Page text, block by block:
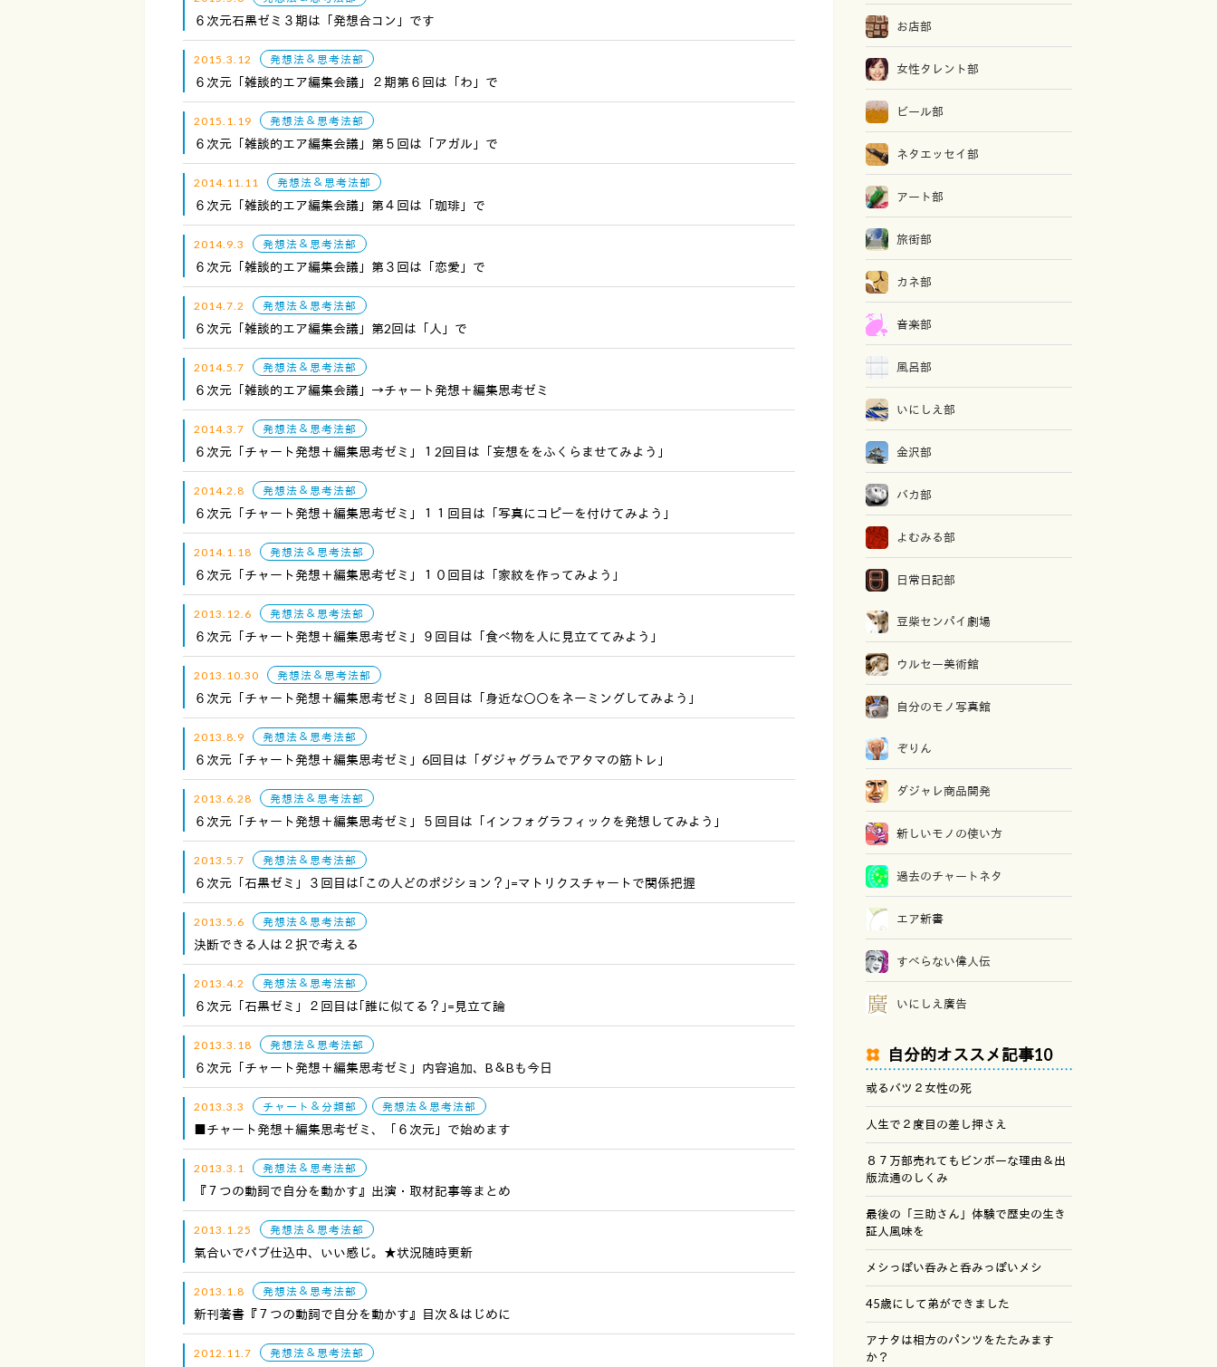
６次元石黒ゼミ３期は「発想合コン」です
2015.3.12 発想法＆思考法部
６次元「雑談的エア編集会議」２期第６回は「わ」で
2015.1.19 発想法＆思考法部
６次元「雑談的エア編集会議」第５回は「アガル」で
2014.11.11 発想法＆思考法部
６次元「雑談的エア編集会議」第４回は「珈琲」で
2014.9.3 発想法＆思考法部
６次元「雑談的エア編集会議」第３回は「恋愛」で
2014.7.2 発想法＆思考法部
６次元「雑談的エア編集会議」第2回は「人」で
2014.5.7 発想法＆思考法部
６次元「雑談的エア編集会議」→チャート発想＋編集思考ゼミ
2014.3.7 発想法＆思考法部
６次元「チャート発想＋編集思考ゼミ」１2回目は「妄想ををふくらませてみよう」
2014.2.8 発想法＆思考法部
６次元「チャート発想＋編集思考ゼミ」１１回目は「写真にコピーを付けてみよう」
2014.1.18 発想法＆思考法部
６次元「チャート発想＋編集思考ゼミ」１０回目は「家紋を作ってみよう」
2013.12.6 発想法＆思考法部
６次元「チャート発想＋編集思考ゼミ」９回目は「食べ物を人に見立ててみよう」
2013.10.30 発想法＆思考法部
６次元「チャート発想＋編集思考ゼミ」８回目は「身近な○○をネーミングしてみよう」
2013.8.9 発想法＆思考法部
６次元「チャート発想＋編集思考ゼミ」6回目は「ダジャグラムでアタマの筋トレ」
2013.6.28 発想法＆思考法部
６次元「チャート発想＋編集思考ゼミ」５回目は「インフォグラフィックを発想してみよう」
2013.5.7 発想法＆思考法部
６次元「石黒ゼミ」３回目は｢この人どのポジション？｣=マトリクスチャートで関係把握
2013.5.6 発想法＆思考法部
決断できる人は２択で考える
2013.4.2 発想法＆思考法部
６次元「石黒ゼミ」２回目は｢誰に似てる？｣=見立て論
2013.3.18 発想法＆思考法部
６次元「チャート発想＋編集思考ゼミ」内容追加、B＆Bも今日
2013.3.3 チャート＆分類部 発想法＆思考法部
■チャート発想＋編集思考ゼミ、「６次元」で始めます
2013.3.1 発想法＆思考法部
『７つの動詞で自分を動かす』出演・取材記事等まとめ
2013.1.25 発想法＆思考法部
氣合いでパブ仕込中、いい感じ。★状況随時更新
2013.1.8 発想法＆思考法部
新刊著書『７つの動詞で自分を動かす』目次＆はじめに
2012.11.7 発想法＆思考法部
お店部
女性タレント部
ビール部
ネタエッセイ部
アート部
旅街部
カネ部
音楽部
風呂部
いにしえ部
金沢部
バカ部
よむみる部
日常日記部
豆柴センパイ劇場
ウルセー美術館
自分のモノ写真館
ぞりん
ダジャレ商品開発
新しいモノの使い方
過去のチャートネタ
エア新書
すべらない偉人伝
いにしえ廣告
自分的オススメ記事10
或るバツ２女性の死
人生で２度目の差し押さえ
８７万部売れてもビンボーな理由＆出
版流通のしくみ
最後の「三助さん」体験で歴史の生き
証人風味を
メシっぽい呑みと呑みっぽいメシ
45歳にして弟ができました
アナタは相方のパンツをたたみます
か？